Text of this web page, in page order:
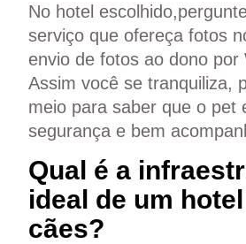
No hotel
serviço que ofereça fotos
envio de fotos ao dono por
Assim você se tranquiliza,
meio para saber que o pet
segurança e bem
Qual é a
ideal de um
cães?